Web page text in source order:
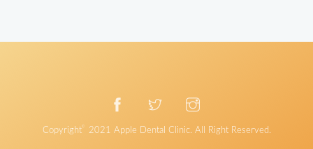
Copyright
©
2021 Apple Dental Clinic. All Right Reserved.